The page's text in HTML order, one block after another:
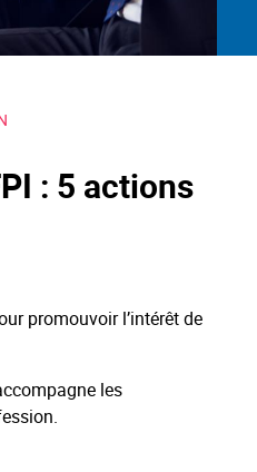
: 5 actions
promouvoir l’intérêt de
les